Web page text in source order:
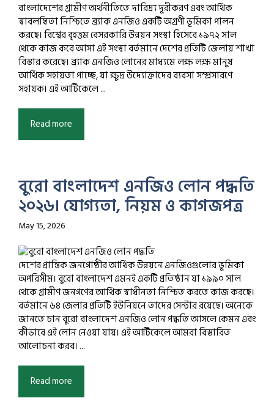
বাংলাদেশের গ্রামীণ অর্থনীতিতে দারিদ্র্য দূরীকরণ এবং আর্থিক
স্বাবলম্বিতা নিশ্চিতে ব্র্যাক এনজিও একটি অগ্রণী ভূমিকা পালন
করছে। বিশ্বের বৃহত্তম বেসরকারি উন্নয়ন সংস্থা হিসেবে ১৯৭২ সাল
থেকে কাজ করে আসা এই সংস্থা বর্তমানে দেশের প্রতিটি জেলায় শাখা
বিস্তার করেছে। ব্র্যাক এনজিও লোনের মাধ্যমে লক্ষ লক্ষ মানুষ
আর্থিক সহায়তা পাচ্ছে, যা ক্ষুদ্র উদ্যোক্তাদের ব্যবসা সম্প্রসারণে
সহায়ক। এই আর্টিকেলে ...
Read more
বুরো বাংলাদেশ এনজিও লোন পদ্ধতি
২০২৬। যোগ্যতা, নিয়ম ও কাগজপত্র
May 15, 2026
দেশের প্রান্তিক জনগোষ্ঠীর আর্থিক উন্নয়নে এনজিওগুলোর ভূমিকা
অপরিসীম। বুরো বাংলাদেশ এমনই একটি প্রতিষ্ঠান যা ১৯৯০ সাল
থেকে গ্রামীণ জনগণের আর্থিক স্বাধীনতা নিশ্চিত করতে কাজ করছে।
বর্তমানে ৬৪ জেলার প্রতিটি ইউনিয়নে তাদের সেন্টার রয়েছে। অনেকে
জানতে চান বুরো বাংলাদেশ এনজিও লোন পদ্ধতি আসলে কেমন এবং
কীভাবে এই লোন নেওয়া যায়। এই আর্টিকেলে আমরা বিস্তারিত
আলোচনা করব। ...
Read more